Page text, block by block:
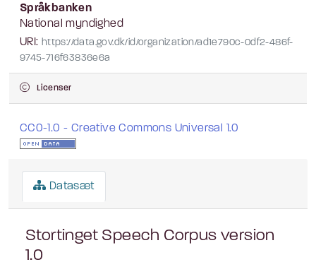
Språkbanken
National myndighed
URI: https://data.gov.dk/id/organization/ad1e790c-0df2-486f-
9745-716f63836e6a
Licenser
CC0-1.0 - Creative Commons Universal 1.0
Datasæt
Stortinget Speech Corpus version
1.0